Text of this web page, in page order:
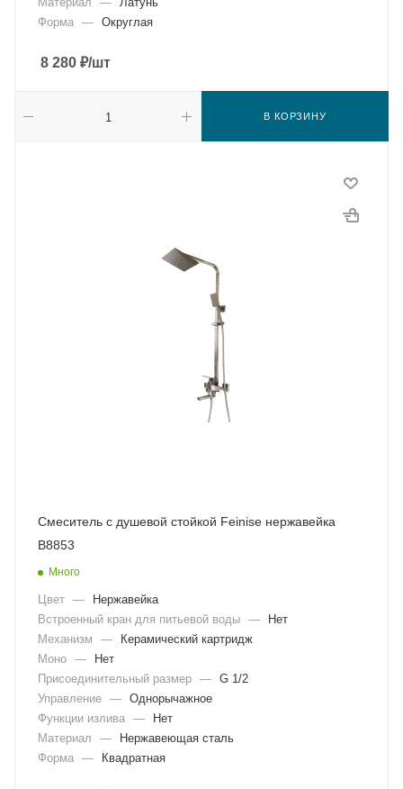
Форма — Округлая
8 280 ₽/шт
В КОРЗИНУ
Смеситель с душевой стойкой Feinise нержавейка
B8853
Много
Цвет —
Нержавейка
Встроенный кран для питьевой воды —
Нет
Механизм
—
Керамический картридж
Моно —
Нет
Присоединительный размер — G 1/2
Управление — Однорычажное
Функции излива —
Нет
Материал
—
Нержавеющая сталь
Форма — Квадратная